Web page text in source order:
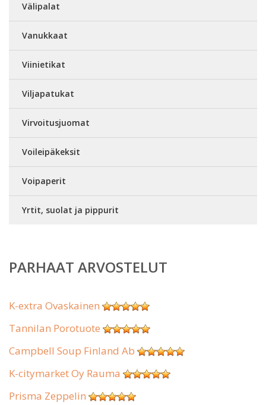
Välipalat
Vanukkaat
Viinietikat
Viljapatukat
Virvoitusjuomat
Voileipäkeksit
Voipaperit
Yrtit, suolat ja pippurit
PARHAAT ARVOSTELUT
K-extra Ovaskainen
Tannilan Porotuote
Campbell Soup Finland Ab
K-citymarket Oy Rauma
Prisma Zeppelin